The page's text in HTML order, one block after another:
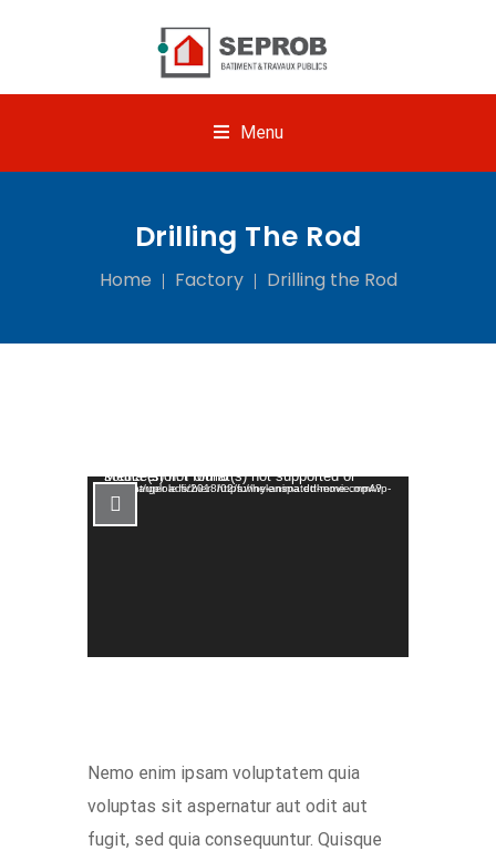
Menu
Drilling The Rod
Home Factory Drilling the Rod
Lecteur vidéo
Media error: Format(s) not supported or source(s) not found
Télécharger le fichier: https://helenspa.dttheme.com/wp-content/uploads/2018/02/funny-animated-movie.mp4?_=1
Nemo enim ipsam voluptatem quia
voluptas sit aspernatur aut odit aut
fugit, sed quia consequuntur. Quisque